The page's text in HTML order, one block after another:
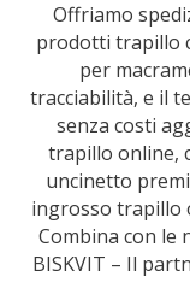
Offriamo
prodotti trapillo
per
tracciabilità, e il
senza costi
trapillo online,
uncinetto
ingrosso trapillo
Combina con le
BISKVIT – Il